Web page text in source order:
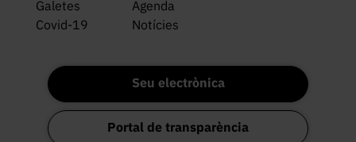
Galetes
Agenda
Covid-19
Notícies
Seu electrònica
Portal de transparència